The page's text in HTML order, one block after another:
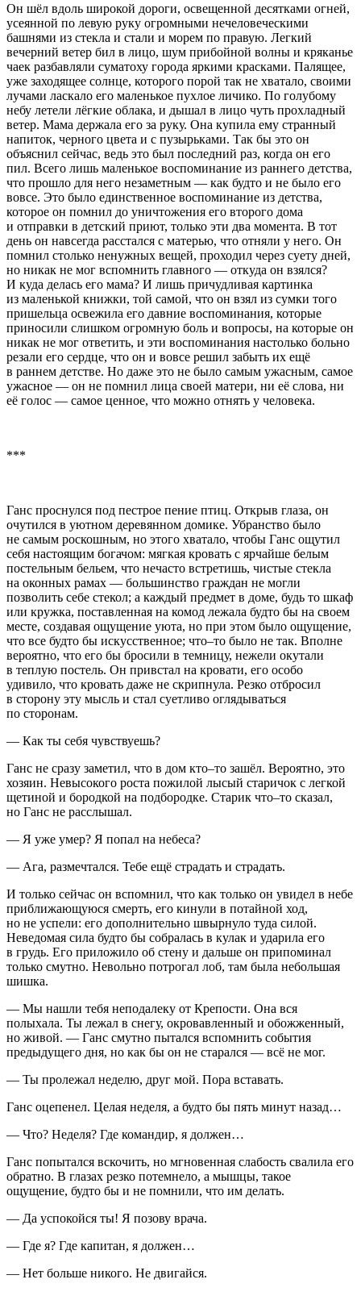
Он шёл вдоль широкой дороги, освещенной десятками огней,
усеянной по левую руку огромными нечеловеческими
башнями из стекла и стали и морем по правую. Легкий
вечерний ветер бил в лицо, шум прибойной волны и кряканье
чаек разбавляли суматоху города яркими красками. Палящее,
уже заходящее солнце, которого порой так не хватало, своими
лучами ласкало его маленькое пухлое личико. По голубому
небу летели лёгкие облака, и дышал в лицо чуть прохладный
ветер. Мама держала его за руку. Она купила ему странный
напиток, черного цвета и с пузырьками. Так бы это он
объяснил сейчас, ведь это был последний раз, когда он его
пил. Всего лишь маленькое воспоминание из раннего детства,
что прошло для него незаметным — как будто и не было его
вовсе. Это было единственное воспоминание из детства,
которое он помнил до уничтожения его второго дома
и отправки в детский приют, только эти два момента. В тот
день он навсегда расстался с матерью, что отняли у него. Он
помнил столько ненужных вещей, проходил через суету дней,
но никак не мог вспомнить главного — откуда он взялся?
И куда делась его мама? И лишь причудливая картинка
из маленькой книжки, той самой, что он взял из сумки того
пришельца освежила его давние воспоминания, которые
приносили слишком огромную боль и вопросы, на которые он
никак не мог ответить, и эти воспоминания настолько больно
резали его сердце, что он и вовсе решил забыть их ещё
в раннем детстве. Но даже это не было самым ужасным, самое
ужасное — он не помнил лица своей матери, ни её слова, ни
её голос — самое ценное, что можно отнять у человека.
***
Ганс проснулся под пестрое пение птиц. Открыв глаза, он
очутился в уютном деревянном домике. Убранство было
не самым роскошным, но этого хватало, чтобы Ганс ощутил
себя настоящим богачом: мягкая кровать с ярчайше белым
постельным бельем, что нечасто встретишь, чистые стекла
на оконных рамах — большинство граждан не могли
позволить себе стекол; а каждый предмет в доме, будь то шкаф
или кружка, поставленная на комод лежала будто бы на своем
месте, создавая ощущение уюта, но при этом было ощущение,
что все будто бы искусственное; что–то было не так. Вполне
вероятно, что его бы бросили в темницу, нежели окутали
в теплую постель. Он привстал на кровати, его особо
удивило, что кровать даже не скрипнула. Резко отбросил
в сторону эту мысль и стал суетливо оглядываться
по сторонам.
— Как ты себя чувствуешь?
Ганс не сразу заметил, что в дом кто–то зашёл. Вероятно, это
хозяин. Невысокого роста пожилой лысый старичок с легкой
щетиной и бородкой на подбородке. Старик что–то сказал,
но Ганс не расслышал.
— Я уже умер? Я попал на небеса?
— Ага, размечтался. Тебе ещё страдать и страдать.
И только сейчас он вспомнил, что как только он увидел в небе
приближающуюся смерть, его кинули в потайной ход,
но не успели: его дополнительно швырнуло туда силой.
Неведомая сила будто бы собралась в кулак и ударила его
в грудь. Его приложило об стену и дальше он припоминал
только смутно. Невольно потрогал лоб, там была небольшая
шишка.
— Мы нашли тебя неподалеку от Крепости. Она вся
полыхала. Ты лежал в снегу, окровавленный и обожженный,
но живой. — Ганс смутно пытался вспомнить события
предыдущего дня, но как бы он не старался — всё не мог.
— Ты пролежал неделю, друг мой. Пора вставать.
Ганс оцепенел. Целая неделя, а будто бы пять минут назад…
— Что? Неделя? Где командир, я должен…
Ганс попытался вскочить, но мгновенная слабость свалила его
обратно. В глазах резко потемнело, а мышцы, такое
ощущение, будто бы и не помнили, что им делать.
— Да успокойся ты! Я позову врача.
— Где я? Где капитан, я должен…
— Нет больше никого. Не двигайся.